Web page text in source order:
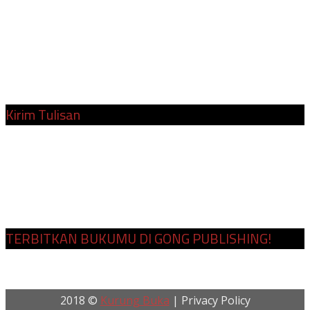
Kirim Tulisan
TERBITKAN BUKUMU DI GONG PUBLISHING!
2018 © Kurung Buka | Privacy Policy